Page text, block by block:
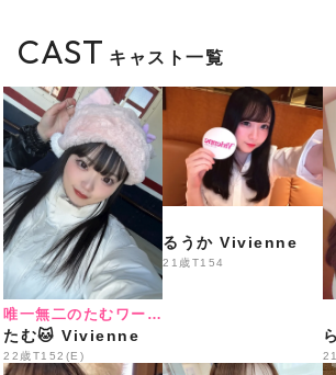
18:00〜
70分 3,300
20:30〜
60分 3,300
22:00〜
CAST キャスト一覧
唯一無二のたむワールド
たむ🐱 Vivienne
22歳T152(E)
るうか Vivienne
21歳T154